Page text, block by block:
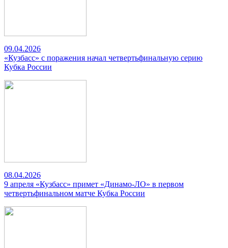
09.04.2026
«Кузбасс» с поражения начал четвертьфинальную серию
Кубка России
08.04.2026
9 апреля «Кузбасс» примет «Динамо-ЛО» в первом
четвертьфинальном матче Кубка России